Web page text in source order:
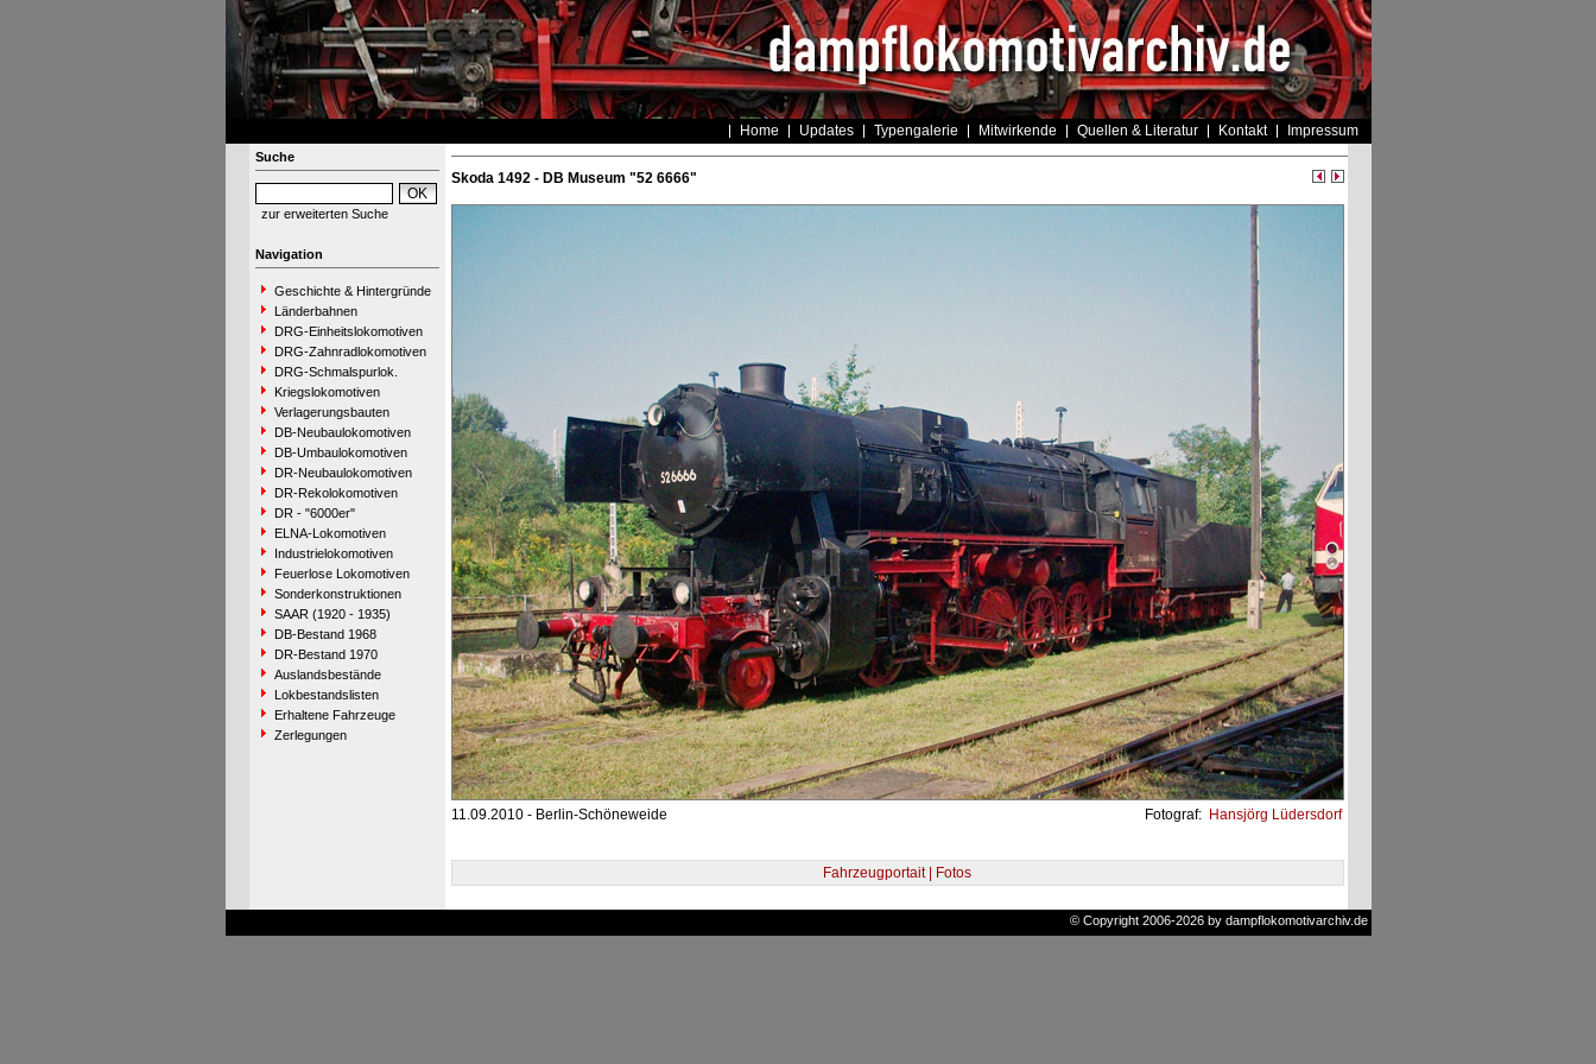
Home Updates Typengalerie Mitwirkende Quellen & Literatur Kontakt Impressum
Suche
zur erweiterten Suche
Navigation
Geschichte & Hintergründe
Länderbahnen
DRG-Einheitslokomotiven
DRG-Zahnradlokomotiven
DRG-Schmalspurlok.
Kriegslokomotiven
Verlagerungsbauten
DB-Neubaulokomotiven
DB-Umbaulokomotiven
DR-Neubaulokomotiven
DR-Rekolokomotiven
DR - "6000er"
ELNA-Lokomotiven
Industrielokomotiven
Feuerlose Lokomotiven
Sonderkonstruktionen
SAAR (1920 - 1935)
DB-Bestand 1968
DR-Bestand 1970
Auslandsbestände
Lokbestandslisten
Erhaltene Fahrzeuge
Zerlegungen
Skoda 1492 - DB Museum "52 6666"
11.09.2010 - Berlin-Schöneweide Fotograf: Hansjörg Lüdersdorf
Fahrzeugportait | Fotos
© Copyright 2006-2026 by dampflokomotivarchiv.de